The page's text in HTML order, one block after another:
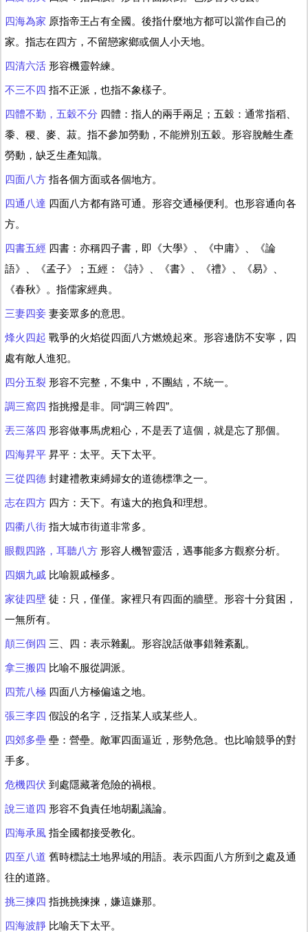
四海為家 原指帝王占有全國。後指什麼地方都可以當作自己的
家。指志在四方，不留戀家鄉或個人小天地。
四清六活 形容機靈幹練。
不三不四 指不正派，也指不象樣子。
四體不勤，五穀不分 四體：指人的兩手兩足；五穀：通常指稻、
黍、稷、麥、菽。指不參加勞動，不能辨別五穀。形容脫離生產
勞動，缺乏生產知識。
四面八方 指各個方面或各個地方。
四通八達 四面八方都有路可通。形容交通極便利。也形容通向各
方。
四書五經 四書：亦稱四子書，即《大學》、《中庸》、《論
語》、《孟子》；五經：《詩》、《書》、《禮》、《易》、
《春秋》。指儒家經典。
三妻四妾 妻妾眾多的意思。
烽火四起 戰爭的火焰從四面八方燃燒起來。形容邊防不安寧，四
處有敵人進犯。
四分五裂 形容不完整，不集中，不團結，不統一。
調三窩四 指挑撥是非。同“調三斡四”。
丟三落四 形容做事馬虎粗心，不是丟了這個，就是忘了那個。
四海昇平 昇平：太平。天下太平。
三從四德 封建禮教束縛婦女的道德標準之一。
志在四方 四方：天下。有遠大的抱負和理想。
四衢八街 指大城市街道非常多。
眼觀四路，耳聽八方 形容人機智靈活，遇事能多方觀察分析。
四姻九戚 比喻親戚極多。
家徒四壁 徒：只，僅僅。家裡只有四面的牆壁。形容十分貧困，
一無所有。
顛三倒四 三、四：表示雜亂。形容說話做事錯雜紊亂。
拿三搬四 比喻不服從調派。
四荒八極 四面八方極偏遠之地。
張三李四 假設的名字，泛指某人或某些人。
四郊多壘 壘：營壘。敵軍四面逼近，形勢危急。也比喻競爭的對
手多。
危機四伏 到處隱藏著危險的禍根。
說三道四 形容不負責任地胡亂議論。
四海承風 指全國都接受教化。
四至八道 舊時標誌土地界域的用語。表示四面八方所到之處及通
往的道路。
挑三揀四 指挑挑揀揀，嫌這嫌那。
四海波靜 比喻天下太平。